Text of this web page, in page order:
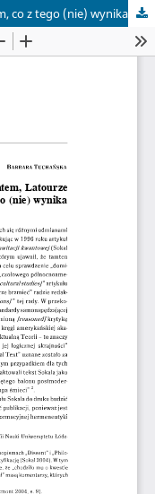
co z tego (nie) wynika